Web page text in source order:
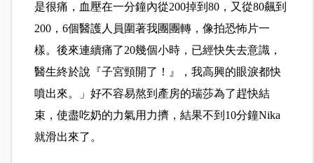
是很痛，血壓在一分鐘內從200掉到80，又從80飆到
200，6個醫護人員圍著我團團轉，像拍恐怖片一
樣。後來連續痛了20幾個小時，已經快失去意識，
醫生終於說『子宮頸開了！』，我高興的眼淚都快
噴出來。」好不容易熬到產房的瑞莎為了趕快結
束，使盡吃奶的力氣用力擠，結果不到10分鐘Nika
就滑出來了。